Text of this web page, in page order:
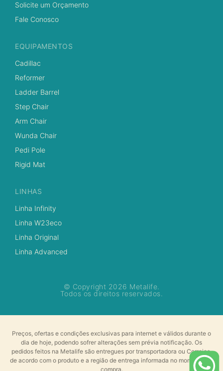
Solicite um Orçamento
Fale Conosco
EQUIPAMENTOS
Cadillac
Reformer
Ladder Barrel
Step Chair
Arm Chair
Wunda Chair
Pedi Pole
Rigid Mat
LINHAS
Linha Infinity
Linha W23eco
Linha Original
Linha Advanced
© Copyright 2026 Metalife.
Todos os direitos reservados.
Preços, ofertas e condições exclusivas para internet e válidos durante o
dia de hoje, podendo sofrer alterações sem prévia notificação. Os
pedidos feitos na Metalife são entregues por transportadora ou Correios,
de acordo com o produto e a região de entrega informada no momento da
compra.